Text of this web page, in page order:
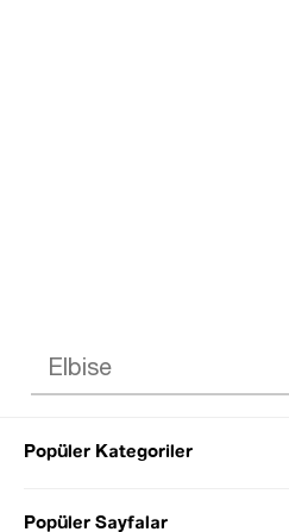
Popüler Kategoriler
Popüler Sayfalar